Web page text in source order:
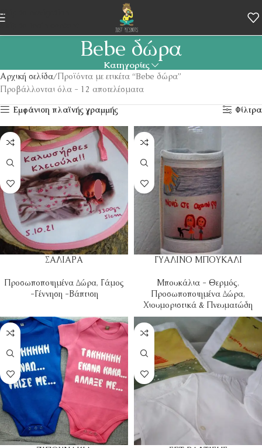
Skip to navigation
Skip to main content
Bebe δώρα
Κατηγορίες
Αρχική σελίδα Προϊόντα με ετικέτα “Bebe δώρα”
Προβάλλονται όλα - 12 αποτελέσματα
Εμφάνιση πλαϊνής γραμμής
Φίλτρα
ΣΑΛΙΑΡΑ
Προσωποποιημένα Δώρα, Γάμος
-Γέννηση -Βάπτιση
ΓΥΑΛΙΝΟ ΜΠΟΥΚΑΛΙ
Μπουκάλια - Θερμός,
Προσωποποιημένα Δώρα,
Χιουμοριστικά & Πνευματώδη